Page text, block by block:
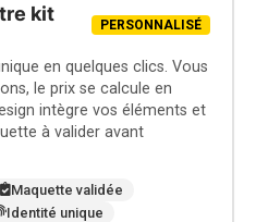
kit
PERSONNALISÉ
en quelques clics. Vous
le prix se calcule en
intègre vos éléments et
à valider avant
Maquette validée
Identité unique